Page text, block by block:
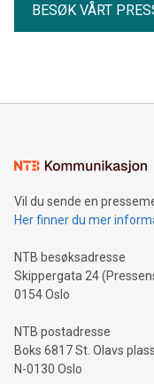
BESØK VÅRT
Vil du sende en
Her finner du mer
NTB besøksadresse
Skippergata 24
0154 Oslo
NTB postadresse
Boks 6817 St. Olavs plass
N-0130 Oslo